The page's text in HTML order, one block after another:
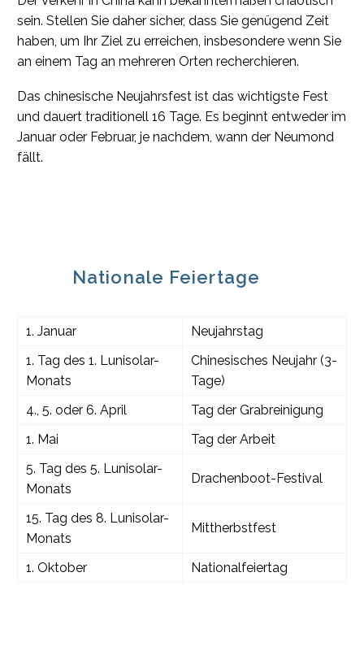
sein. Stellen Sie daher sicher, dass Sie genügend Zeit
haben, um Ihr Ziel zu erreichen, insbesondere wenn Sie
an einem Tag an mehreren Orten recherchieren.
Das chinesische Neujahrsfest ist das wichtigste Fest
und dauert traditionell 16 Tage. Es beginnt entweder im
Januar oder Februar, je nachdem, wann der Neumond
fällt.
Nationale Feiertage
1. Januar
Neujahrstag
1. Tag des 1. Lunisolar-
Monats
Chinesisches Neujahr (3-
Tage)
4., 5. oder 6. April
Tag der Grabreinigung
1. Mai
Tag der Arbeit
5. Tag des 5. Lunisolar-
Monats
Drachenboot-Festival
15. Tag des 8. Lunisolar-
Monats
Mittherbstfest
1. Oktober Nationalfeiertag